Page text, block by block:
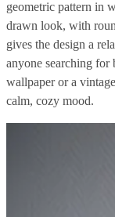
geometric pattern in
drawn look, with
gives the design a
anyone searching for
wallpaper or a
calm, cozy mood.